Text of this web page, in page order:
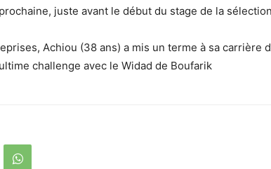
juste avant le début du stage de la
Achiou (38 ans) a mis un terme à sa carrière
challenge avec le Widad de Boufarik